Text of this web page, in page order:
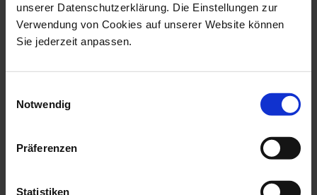
unserer Datenschutzerklärung. Die Einstellungen zur
Verwendung von Cookies auf unserer Website können
Sie jederzeit anpassen.
Notwendig
Präferenzen
Statistiken
Monogram (2 Letters...